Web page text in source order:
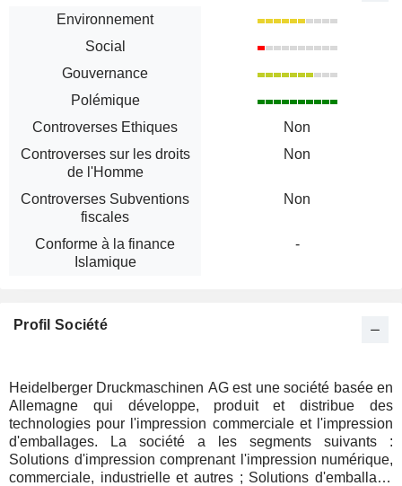
Environnement
Social
Gouvernance
Polémique
Controverses Ethiques
Non
Controverses sur les droits
de l'Homme
Non
Controverses Subventions
fiscales
Non
Conforme à la finance
Islamique
-
Profil Société
Heidelberger Druckmaschinen AG est une société basée en
Allemagne qui développe, produit et distribue des
technologies pour l'impression commerciale et l'impression
d'emballages. La société a les segments suivants :
Solutions d'impression comprenant l'impression numérique,
commerciale, industrielle et autres ; Solutions d'emballage